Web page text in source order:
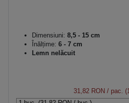
Dimensiuni: 8,5 - 15 cm
Înălțime: 6 - 7 cm
Lemn nelăcuit
31,82 RON / pac.